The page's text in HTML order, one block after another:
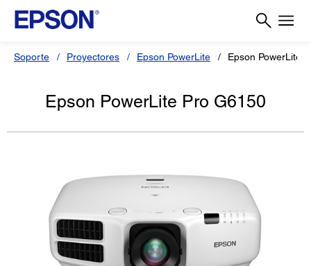
Soporte Proyectores Epson PowerLite Epson PowerLite
Epson PowerLite Pro G6150